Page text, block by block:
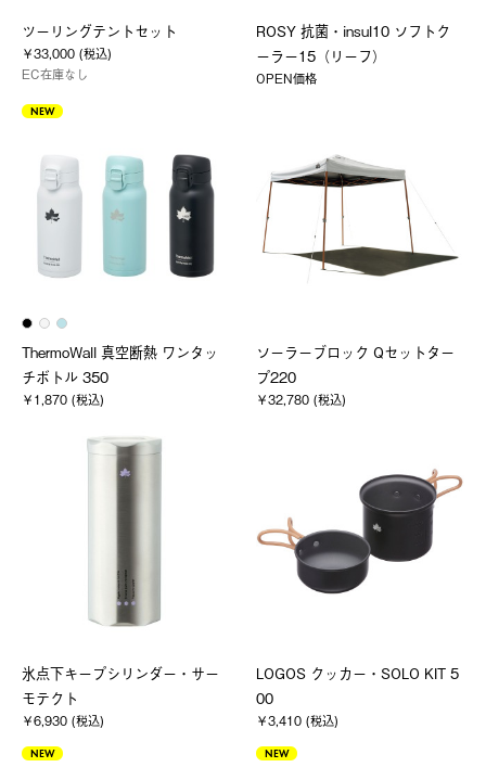
ツーリングテントセット
￥33,000 (税込)
EC在庫なし
ROSY 抗菌・insul10 ソフトク
ーラー15（リーフ）
OPEN価格
NEW
ThermoWall 真空断熱 ワンタッ
チボトル 350
￥1,870 (税込)
ソーラーブロック Qセットター
プ220
￥32,780 (税込)
氷点下キープシリンダー・サー
モテクト
￥6,930 (税込)
LOGOS クッカー・SOLO KIT 5
00
￥3,410 (税込)
NEW NEW